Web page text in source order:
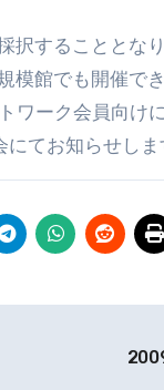
択することとな
模館でも開催で
ーク会員向け
てお知らせしま